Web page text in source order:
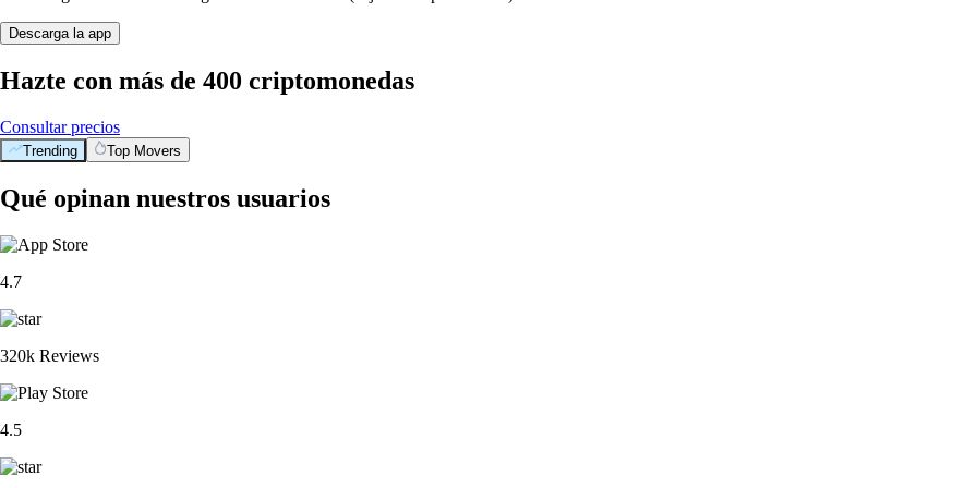
Descarga la app
Hazte con más de 400 criptomonedas
Consultar precios
Trending Top Movers
Qué opinan nuestros usuarios
4.7
320k Reviews
4.5